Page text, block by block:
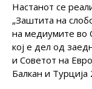
Настанот се
„Заштита на
на медиумите во
кој е дел од
и Советот на
Балкан и Турција